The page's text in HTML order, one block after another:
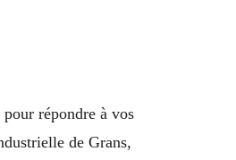
répondre à vos
de Grans,